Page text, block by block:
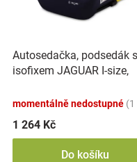
Autosedačka, podsedák s
isofixem JAGUAR I-size,
momentálně nedostupné (1
1 264 Kč
Do košíku